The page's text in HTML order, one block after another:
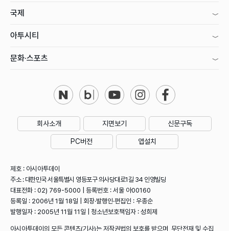
국제
아투시티
문화·스포츠
회사소개 지면보기 신문구독
PC버전 앱설치
제호 : 아시아투데이
주소 : 대한민국 서울특별시 영등포구 의사당대로1길 34 인영빌딩
대표전화 : 02) 769-5000 | 등록번호 : 서울 아00160
등록일 : 2006년 1월 18일 | 회장·발행인·편집인 : 우종순
발행일자 : 2005년 11월 11일 | 청소년보호책임자 : 성희제
아시아투데이의 모든 콘텐츠(기사)는 저작권법의 보호를 받으며, 무단전재 및 수집,